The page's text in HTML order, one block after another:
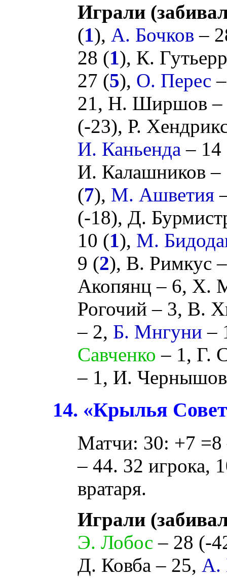
Играли
(1), А. Бочков –
28 (1), К.
27 (5), О. Перес
21, Н. Ширшов
(-23), Р.
И. Каньенда – 14
И. Калашников –
(7), М. Ашветия
(-18), Д.
10 (1), М.
9 (2), В. Римкус
Акопянц – 6, Х.
Рогочий – 3, В.
– 2, Б. Мнгуни –
Савченко – 1, Г.
– 1, И. Чернышов
14. «Крылья
Матчи: 30: +7 =8
– 44. 32 игрока,
вратаря.
Играли
Э. Лобос – 28 (-
Д. Ковба – 25, А.